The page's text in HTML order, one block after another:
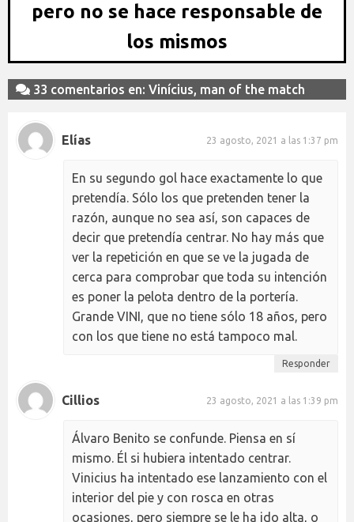
pero no se hace responsable de
los mismos
33 comentarios en: Vinícius, man of the match
Elías 23 agosto, 2021 a las 1:37 pm
En su segundo gol hace exactamente lo que
pretendía. Sólo los que pretenden tener la
razón, aunque no sea así, son capaces de
decir que pretendía centrar. No hay más que
ver la repetición en que se ve la jugada de
cerca para comprobar que toda su intención
es poner la pelota dentro de la portería.
Grande VINI, que no tiene sólo 18 años, pero
con los que tiene no está tampoco mal.
Responder
Cillios 23 agosto, 2021 a las 1:39 pm
Álvaro Benito se confunde. Piensa en sí
mismo. Él si hubiera intentado centrar.
Vinicius ha intentado ese lanzamiento con el
interior del pie y con rosca en otras
ocasiones, pero siempre se le ha ido alta, o